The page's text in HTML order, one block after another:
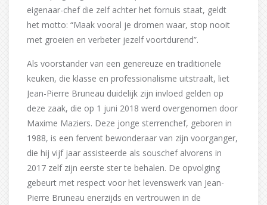
eigenaar-chef die zelf achter het fornuis staat, geldt
het motto: “Maak vooral je dromen waar, stop nooit
met groeien en verbeter jezelf voortdurend”.
Als voorstander van een genereuze en traditionele
keuken, die klasse en professionalisme uitstraalt, liet
Jean-Pierre Bruneau duidelijk zijn invloed gelden op
deze zaak, die op 1 juni 2018 werd overgenomen door
Maxime Maziers. Deze jonge sterrenchef, geboren in
1988, is een fervent bewonderaar van zijn voorganger,
die hij vijf jaar assisteerde als souschef alvorens in
2017 zelf zijn eerste ster te behalen. De opvolging
gebeurt met respect voor het levenswerk van Jean-
Pierre Bruneau enerzijds en vertrouwen in de